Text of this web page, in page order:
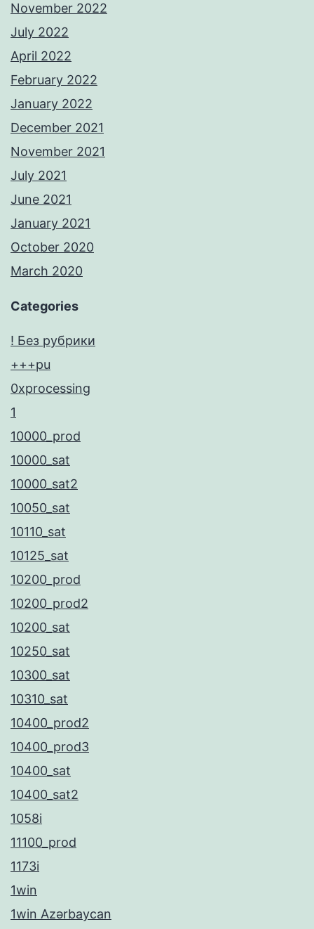
November 2022
July 2022
April 2022
February 2022
January 2022
December 2021
November 2021
July 2021
June 2021
January 2021
October 2020
March 2020
Categories
! Без рубрики
+++pu
0xprocessing
1
10000_prod
10000_sat
10000_sat2
10050_sat
10110_sat
10125_sat
10200_prod
10200_prod2
10200_sat
10250_sat
10300_sat
10310_sat
10400_prod2
10400_prod3
10400_sat
10400_sat2
1058i
11100_prod
1173i
1win
1win Azərbaycan